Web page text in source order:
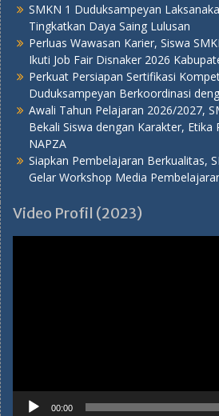
SMKN 1 Duduksampeyan
Tingkatkan Daya Saing Lulusan
Perluas Wawasan Karier, Siswa
Ikuti Job Fair Disnaker 2026
Perkuat Persiapan Sertifikasi
Duduksampeyan Berkoordinasi
Awali Tahun Pelajaran 2026/2027,
Bekali Siswa dengan Karakter, Etika
NAPZA
Siapkan Pembelajaran Berkualitas,
Gelar Workshop Media
Video Profil (2023)
00:00